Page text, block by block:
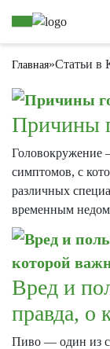
Главная»Статьи в
Причины
Головокружение
симптомов, с
различных
временным
Вред и
правда, о
Пиво — один из